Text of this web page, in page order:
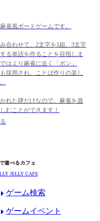
雀風ボードゲームです。
合わせて、2文字を1組、3文字
る単語を作ることを目指しま
はより麻雀に近く「ポン」
採用され、ことば作りの楽し
れた牌だけなので、麻雀を遊
むことができます！
遊べるカフェ
ゲーム検索
ゲームイベント